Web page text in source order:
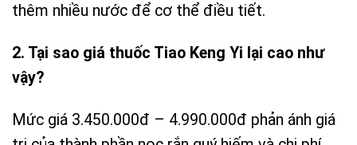
thêm nhiều nước để cơ thể điều tiết.
2. Tại sao giá thuốc Tiao Keng Yi lại cao như
vậy?
Mức giá 3.450.000đ – 4.990.000đ phản ánh giá